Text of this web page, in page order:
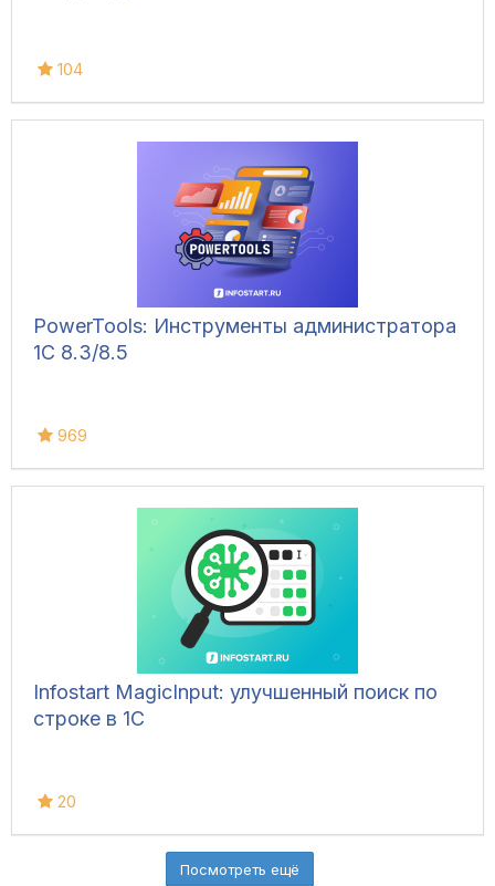
104
PowerTools: Инструменты администратора
1С 8.3/8.5
969
Infostart MagicInput: улучшенный поиск по
строке в 1С
20
Посмотреть ещё